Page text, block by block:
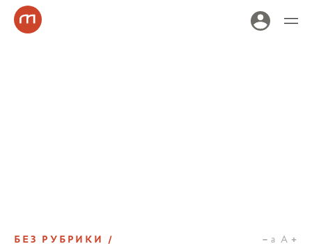
БЕЗ РУБРИКИ a A